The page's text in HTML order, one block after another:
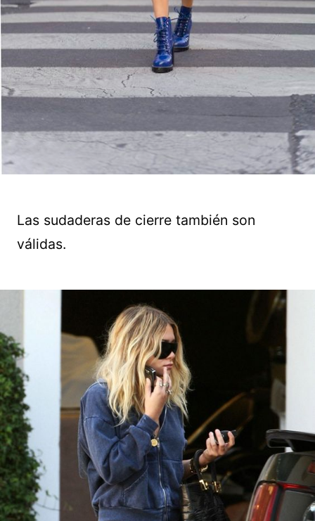
Las sudaderas de cierre también son
válidas.